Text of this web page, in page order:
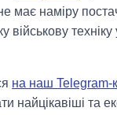
має наміру
військову техніку
на наш Telegram-
найцікавіші та